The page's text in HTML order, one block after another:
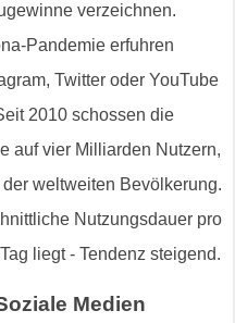
verzeichnen.
Pandemie erfuhren
Twitter oder YouTube
2010 schossen die
auf vier Milliarden Nutzern,
weltweiten Bevölkerung.
Nutzungsdauer pro
liegt - Tendenz steigend.
Medien